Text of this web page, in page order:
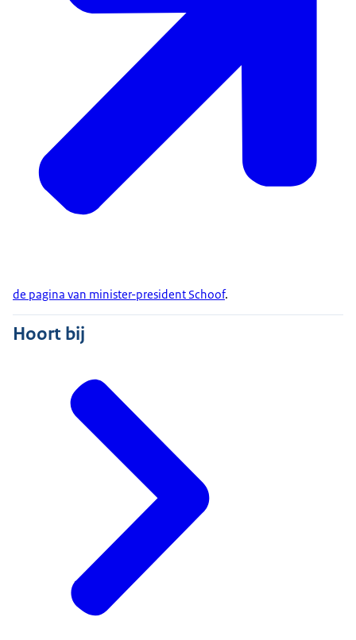
de pagina van minister-president Schoof.
Hoort bij